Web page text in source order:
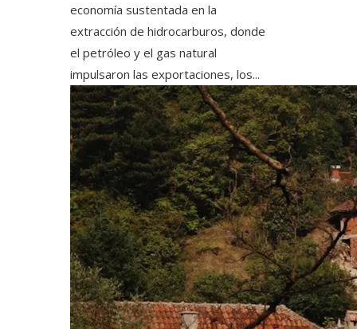
economía sustentada en la
extracción de hidrocarburos, donde
el petróleo y el gas natural
impulsaron las exportaciones, los...